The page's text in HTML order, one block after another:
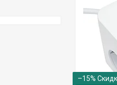
–15%